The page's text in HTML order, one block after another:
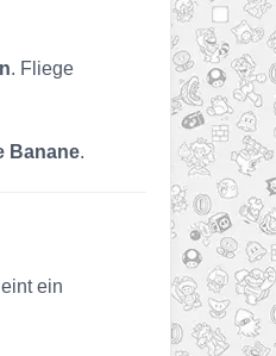
. Fliege
Banane.
ein